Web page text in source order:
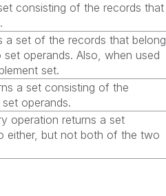
consisting of the records that
a set of the records that belong
operands. Also, when used
set.
a set consisting of the
operands.
operation returns a set
either, but not both of the two